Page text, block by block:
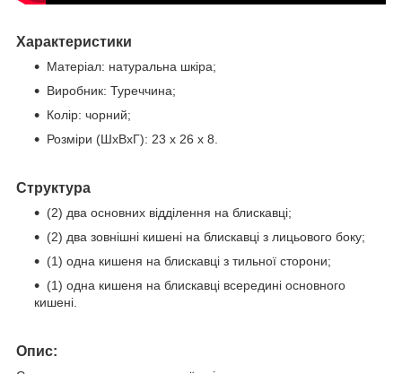
Характеристики
Матеріал: натуральна шкіра;
Виробник: Туреччина;
Колір: чорний;
Розміри (ШхВхГ): 23 х 26 х 8
Структура
(2) два основних відділення на блискавці;
(2) два зовнішні кишені на блискавці з лицьового боку;
(1) одна кишеня на блискавці з тильної сторони;
(1) одна кишеня на блискавці всередині основного
кишені.
Опис: